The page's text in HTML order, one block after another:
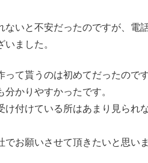
ないと不安だったのですが、電
ました。
って貰うのは初めてだったので
かりやすかったです。
け付けている所はあまり見られ
でお願いさせて頂きたいと思いま